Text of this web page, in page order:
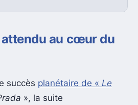
au cœur du
succès planétaire de « Le
», la suite